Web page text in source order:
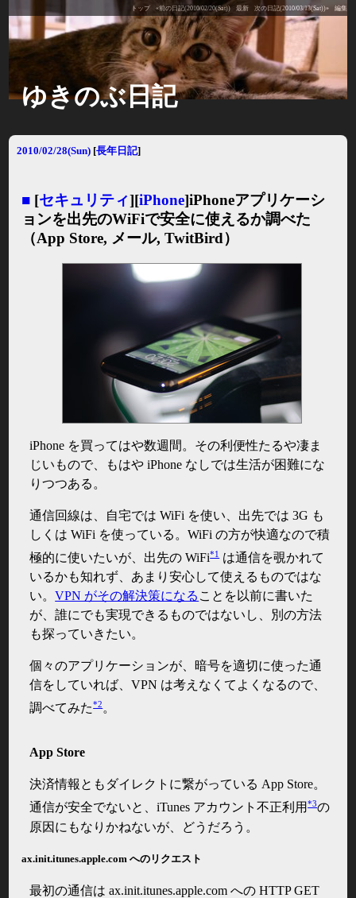
トップ «前の日記(2010/02/20(Sat)) 最新 次の日記(2010/03/13(Sat))» 編集
ゆきのぶ日記
2010/02/28(Sun) [長年日記]
■ [セキュリティ][iPhone]iPhoneアプリケーシ
ョンを出先のWiFiで安全に使えるか調べた
（App Store, メール, TwitBird）
iPhone を買ってはや数週間。その利便性たるや凄ま
じいもので、もはや iPhone なしでは生活が困難にな
りつつある。
通信回線は、自宅では WiFi を使い、出先では 3G も
しくは WiFi を使っている。WiFi の方が快適なので積
極的に使いたいが、出先の WiFi*1は通信を覗かれて
いるかも知れず、あまり安心して使えるものではな
い。VPN がその解決策になる ことを以前に書いた
が、誰にでも実現できるものではないし、別の方法
も探っていきたい。
個々のアプリケーションが、暗号を適切に使った通
信をしていれば、VPN は考えなくてよくなるので、
調べてみた*2。
App Store
決済情報ともダイレクトに繋がっている App Store。
通信が安全でないと、iTunes アカウント不正利用*3の
原因にもなりかねないが、どうだろう。
ax.init.itunes.apple.com へのリクエスト
最初の通信は ax.init.itunes.apple.com への HTTP GET